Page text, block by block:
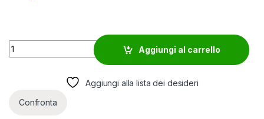
Bandiera Anmil quantity
Aggiungi al carrello
Aggiungi alla lista dei desideri
Confronta